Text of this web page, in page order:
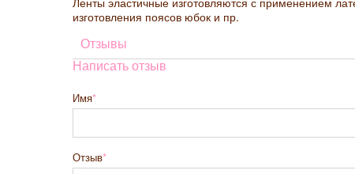
изготовления поясов юбок и пр.
Отзывы
Написать отзыв
Имя
Отзыв